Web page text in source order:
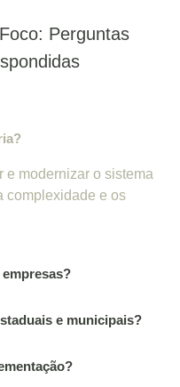
Perguntas
e modernizar o sistema
complexidade e os
e municipais?